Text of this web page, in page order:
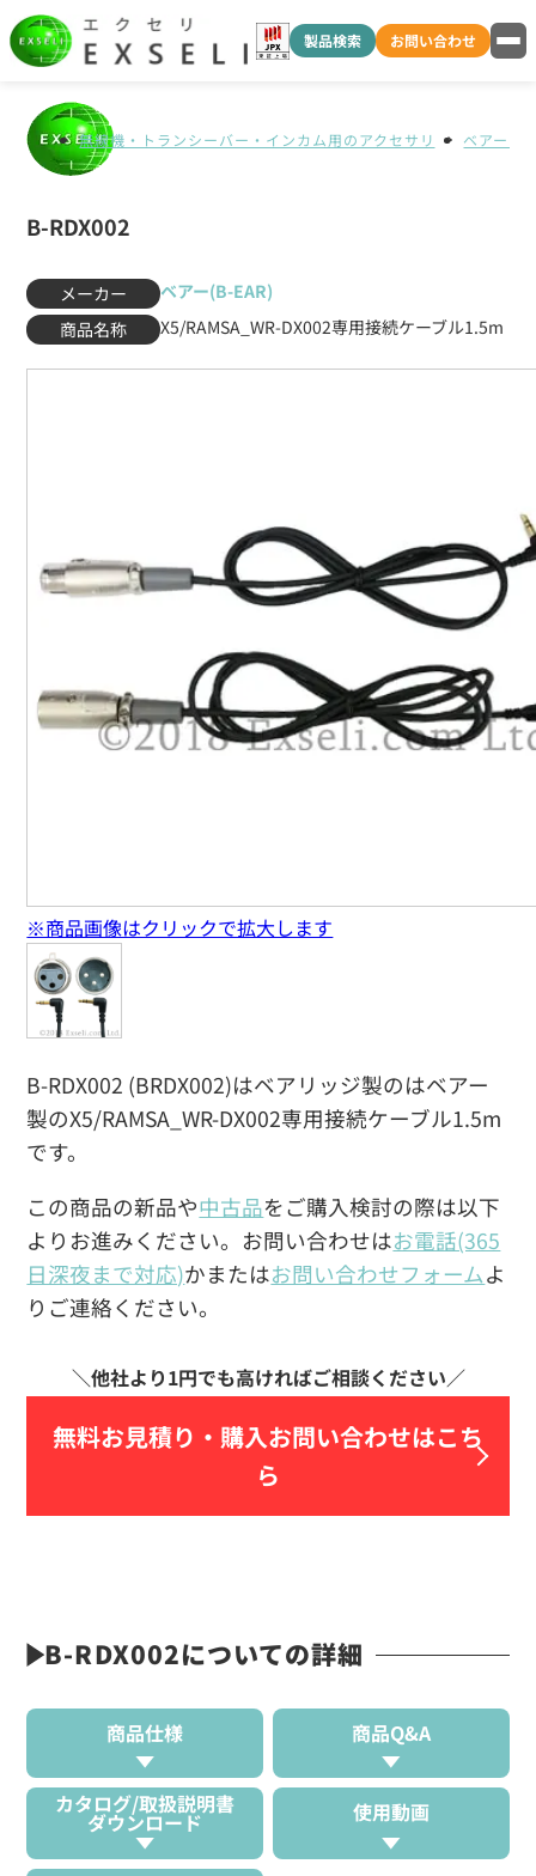
製品検索 お問い合わせ
無線機・トランシーバー・インカム用のアクセサリ ベアー(B-
B-RDX002
メーカー
ベアー(B-EAR)
商品名称
X5/RAMSA_WR-DX002専用接続ケーブル1.5m
B-RDX002 (BRDX002)はベアリッジ製のはベアー
製のX5/RAMSA_WR-DX002専用接続ケーブル1.5m
です。
この商品の新品や中古品をご購入検討の際は以下
よりお進みください。お問い合わせはお電話(365
日深夜まで対応)かまたはお問い合わせフォームよ
りご連絡ください。
無料お見積り・ 購入お問い合わせはこち
ら
※商品画像はクリックで拡大します
B-RDX002についての詳細
商品仕様 商品Q&A
カタログ/取扱説明書
ダウンロード 使用動画